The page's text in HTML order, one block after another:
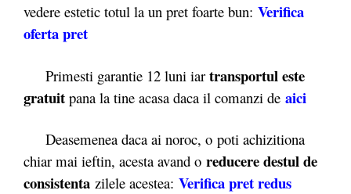
vedere estetic totul la un pret foarte bun: Verifica
oferta pret
Primesti garantie 12 luni iar transportul este
gratuit pana la tine acasa daca il comanzi de aici
Deasemenea daca ai noroc, o poti achizitiona
chiar mai ieftin, acesta avand o reducere destul de
consistenta zilele acestea: Verifica pret redus